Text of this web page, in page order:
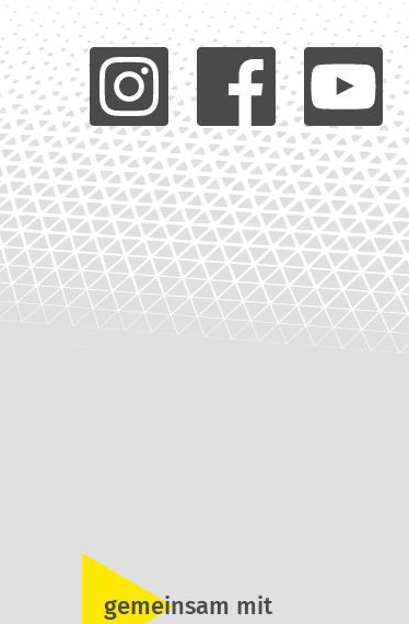
gemeinsam mit